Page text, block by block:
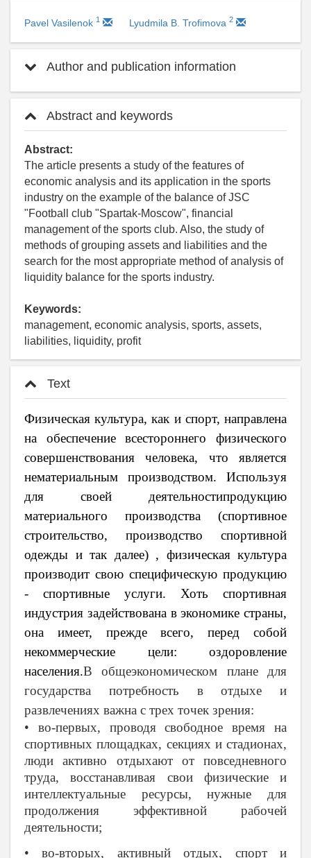
Pavel Vasilenok 1 Lyudmila B. Trofimova 2
Author and publication information
Abstract and keywords
Abstract:
The article presents a study of the features of
economic analysis and its application in the sports
industry on the example of the balance of JSC
"Football club "Spartak-Moscow", financial
management of the sports club. Also, the study of
methods of grouping assets and liabilities and the
search for the most appropriate method of analysis of
liquidity balance for the sports industry.
Keywords:
management, economic analysis, sports, assets,
liabilities, liquidity, profit
Text
Физическая культура, как и спорт, направлена
на обеспечение всестороннего физического
совершенство­вания человека, что является
нематериальным производством. Используя
для своей деятельностипродукцию
материального производства (спортивное
строительство, производство спортивной
одежды и так далее) , физическая культура
производит свою специфическую продукцию
- спортив­ные услуги. Хоть спортивная
индустрия задействована в экономике страны,
она имеет, прежде всего, перед собой
некоммерческие цели: оздоровление
населения.В общеэкономическом плане для
государства потребность в отдыхе и
развлечениях важна с трех точек зрения:
• во-первых, проводя свободное время на
спортивных площадках, секциях и стадионах,
люди активно отдыхают от повседневного
труда, восстанавливая свои физические и
интеллектуальные ресурсы, нужные для
продолжения эффективной рабочей
деятельности;
• во-вторых, активный отдых, спорт и